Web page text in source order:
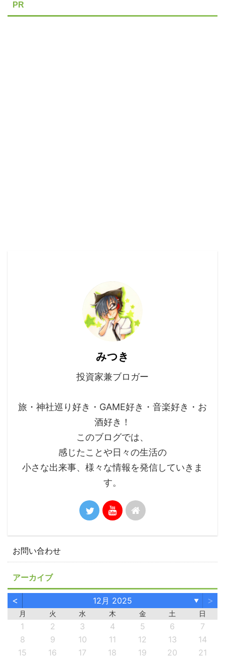
PR
みつき
投資家兼ブロガー
旅・神社巡り好き・GAME好き・音楽好き・お
酒好き！
このブログでは、
感じたことや日々の生活の
小さな出来事、様々な情報を発信していきま
す。
お問い合わせ
アーカイブ
< 12月 2025 ▼ >
月 火 水 木 金 土 日
1 2 3 4 5 6
7
8
9 10 11 12 13
14
15
16 17 18 19 20
21